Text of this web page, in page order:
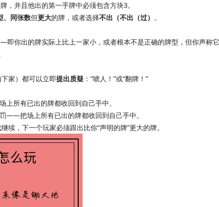
，并且他出的第一手牌中必须包含方块3。
、同张数但更大的牌，或者选择不出（不出（过） 。
你出的牌实际上比上一家小，或者根本不是正确的牌型，但你声称
家）都可以立即提出质疑 ：“唬人！”或“翻牌！”
所有已出的牌都收回到自己手中。
——把场上所有已出的牌都收回到自己手中。
续，下一个玩家必须跟出比你“声明的牌”更大的牌。